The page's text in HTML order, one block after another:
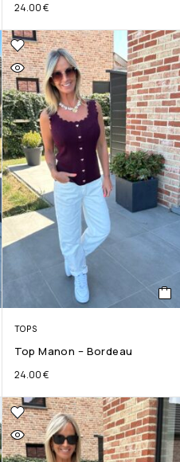
24.00€
TOPS
Top Manon – Bordeau
24.00€